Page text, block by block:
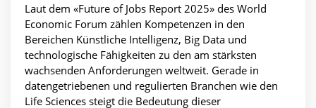
Laut dem «Future of Jobs Report 2025» des World
Economic Forum zählen Kompetenzen in den
Bereichen Künstliche Intelligenz, Big Data und
technologische Fähigkeiten zu den am stärksten
wachsenden Anforderungen weltweit. Gerade in
datengetriebenen und regulierten Branchen wie den
Life Sciences steigt die Bedeutung dieser